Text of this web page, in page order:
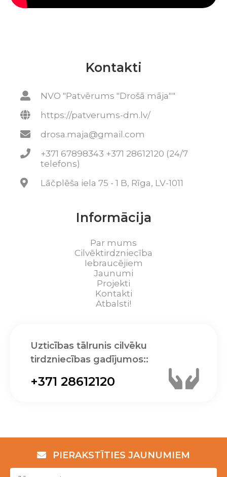
Kontakti
NVO "Patvērums "Drošā māja""
https://patverums-dm.lv/
drosa.maja@gmail.com
+371 67898343 +371 28612120 (24/7
telefons)
Lāčplēša iela 75 - 1 B, Rīga, LV-1011
Informācija
Par mums
Cilvēktirdzniecība
Iebraucējiem
Jaunumi
Projekti
Kontakti
Atbalsti!
Uzticības tālrunis cilvēku
tirdzniecības gadījumos::
+371 28612120
PIERAKSTĪTIES JAUNUMIEM